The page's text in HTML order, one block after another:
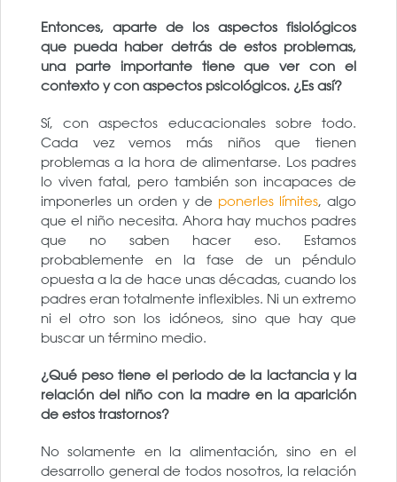
Entonces, aparte de los aspectos fisiológicos
que pueda haber detrás de estos problemas,
una parte importante tiene que ver con el
contexto y con aspectos psicológicos. ¿Es así?
Sí, con aspectos educacionales sobre todo.
Cada vez vemos más niños que tienen
problemas a la hora de alimentarse. Los padres
lo viven fatal, pero también son incapaces de
imponerles un orden y de ponerles límites, algo
que el niño necesita. Ahora hay muchos padres
que no saben hacer eso. Estamos
probablemente en la fase de un péndulo
opuesta a la de hace unas décadas, cuando los
padres eran totalmente inflexibles. Ni un extremo
ni el otro son los idóneos, sino que hay que
buscar un término medio.
¿Qué peso tiene el periodo de la lactancia y la
relación del niño con la madre en la aparición
de estos trastornos?
No solamente en la alimentación, sino en el
desarrollo general de todos nosotros, la relación